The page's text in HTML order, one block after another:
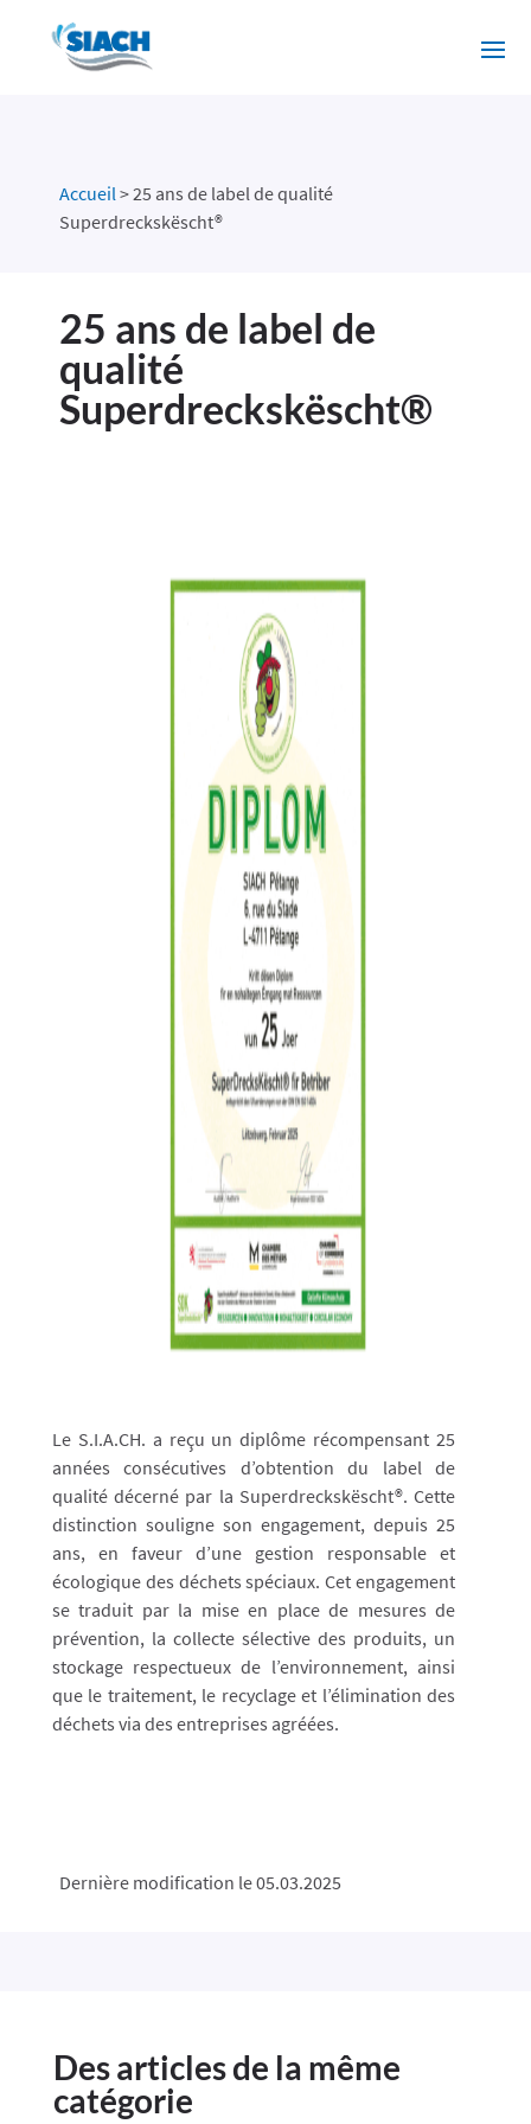
Accueil>25 ans de label de qualité
Superdreckskëscht®
25 ans de label de
qualité
Superdreckskëscht®
Le S.I.A.CH. a reçu un diplôme récompensant 25
années consécutives d’obtention du label de
qualité décerné par la Superdreckskëscht®. Cette
distinction souligne son engagement, depuis 25
ans, en faveur d’une gestion responsable et
écologique des déchets spéciaux. Cet engagement
se traduit par la mise en place de mesures de
prévention, la collecte sélective des produits, un
stockage respectueux de l’environnement, ainsi
que le traitement, le recyclage et l’élimination des
déchets via des entreprises agréées.
Dernière modification le 05.03.2025
Des articles de la même
catégorie